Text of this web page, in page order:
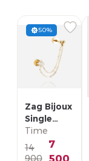
50%
Zag Bijoux
Single
Earring/
SLA22993-
01WHT
Time
14
900
7
500